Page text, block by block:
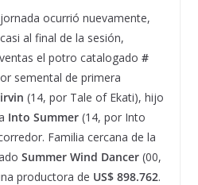
ocurrió nuevamente,
al final de la sesión,
el potro catalogado #
semental de primera
(14, por Tale of Ekati), hijo
Into Summer(14, por Into
Familia cercana de la
Summer Wind Dancer(00,
productora de US$ 898.762.